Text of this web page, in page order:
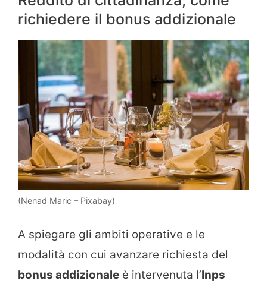
richiedere il bonus addizionale
(Nenad Maric – Pixabay)
A spiegare gli ambiti operative e le
modalità con cui avanzare richiesta del
bonus addizionale è intervenuta l’Inps